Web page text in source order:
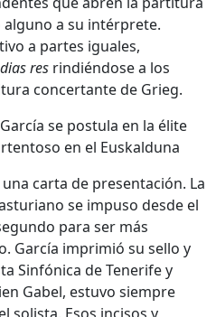
a su intérprete.
a partes iguales,
res rindiéndose a los
concertante de Grieg.
carta de presentación. La
se impuso desde el
para ser más
García imprimió su sello y
Sinfónica de Tenerife y
Gabel, estuvo siempre